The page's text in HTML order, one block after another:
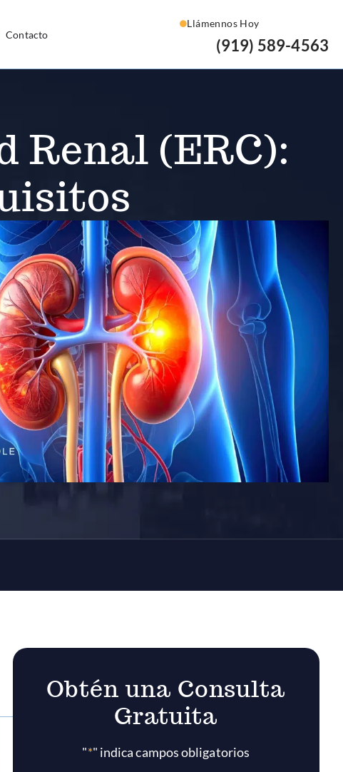
Contacto
Llámennos Hoy
(919) 589-4563
Renal (ERC):
Obtén una Consulta
Gratuita
"*" indica campos obligatorios